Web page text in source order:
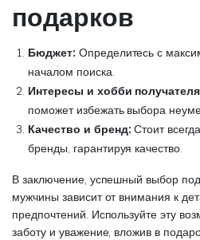
подарков
Бюджет: Определитесь с
началом поиска.
Интересы и хобби
поможет избежать выбора
Качество и бренд: Стоит
бренды, гарантируя качество.
В заключение, успешный выбор
мужчины зависит от внимания к
предпочтений. Используйте эту
заботу и уважение, вложив в